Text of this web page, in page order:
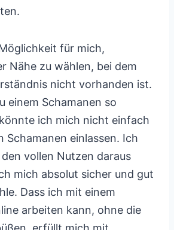
für mich,
Nähe zu wählen, bei dem
nicht vorhanden ist.
einem Schamanen so
ich mich nicht einfach
Schamanen einlassen. Ich
vollen Nutzen daraus
mich absolut sicher und gut
Dass ich mit einem
arbeiten kann, ohne die